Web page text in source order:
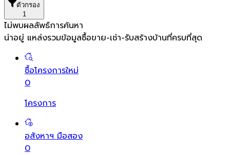
ตัวกรอง
1
ไม่พบผลลัพธ์การค้นหา
น่าอยู่ แหล่งรวมข้อมูลซื้อขาย-เช่า-รับสร้างบ้านที่ครบที่สุด
ซื้อโครงการใหม่
0
โครงการ
อสังหาฯ มือสอง
0